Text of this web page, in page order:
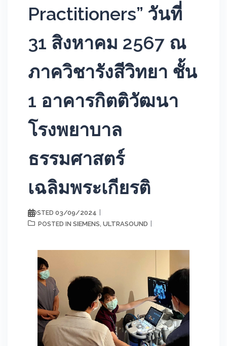
Practitioners” วันที่
31 สิงหาคม 2567 ณ
ภาควิชารังสีวิทยา ชั้น
1 อาคารกิตติวัฒนา
โรงพยาบาล
ธรรมศาสตร์
เฉลิมพระเกียรติ
POSTED 03/09/2024
POSTED IN SIEMENS, ULTRASOUND